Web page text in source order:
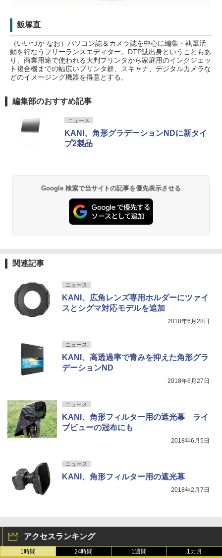
飯塚直
（いいづか なお）パソコン誌＆カメラ誌を中心に編集・執筆活
動を行なうフリーランスエディター。DTP誌出身ということもあ
り、商業用途で使われる大判プリンタから家庭用のインクジェッ
ト複合機までの幅広いプリンタ群、スキャナ、デジタルカメラな
どのイメージング機器を得意とする。
編集部のおすすめ記事
ニュース
KANI、角形グラデーションNDに新タイ
プ2製品
Google 検索で当サイトの記事を優先表示させる
関連記事
ニュース
KANI、広角レンズ専用ホルダーにツァイ
スとシグマ対応モデルを追加
2018年6月28日
ニュース
KANI、高透過率で青みを抑えた角形グラ
デーションND
2018年6月27日
ニュース
KANI、角形フィルター用の遮光幕 ライ
ブビューの冠布にも
2018年6月5日
ニュース
KANI、角形フィルター用の遮光幕
2018年2月7日
アクセスランキング
1時間 24時間 1週間 1カ月